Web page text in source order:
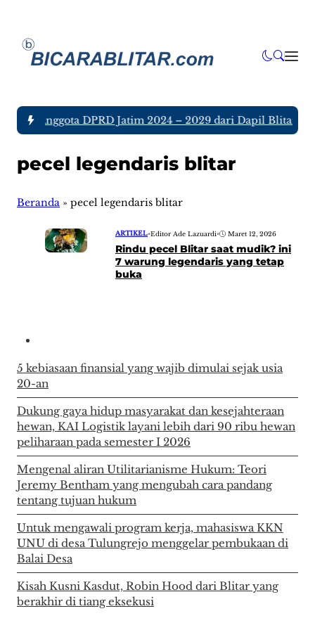
tujuh Anggota DPRD Jatim 2024 – 2029 dari Dapil Blitar
pecel legendaris blitar
Beranda » pecel legendaris blitar
ARTIKEL•Editor Ade Lazuardi• Maret 12, 2026
Rindu pecel Blitar saat mudik? ini
7 warung legendaris yang tetap
buka
5 kebiasaan finansial yang wajib dimulai sejak usia
20-an
Dukung gaya hidup masyarakat dan kesejahteraan
hewan, KAI Logistik layani lebih dari 90 ribu hewan
peliharaan pada semester I 2026
Mengenal aliran Utilitarianisme Hukum: Teori
Jeremy Bentham yang mengubah cara pandang
tentang tujuan hukum
Untuk mengawali program kerja, mahasiswa KKN
UNU di desa Tulungrejo menggelar pembukaan di
Balai Desa
Kisah Kusni Kasdut, Robin Hood dari Blitar yang
berakhir di tiang eksekusi